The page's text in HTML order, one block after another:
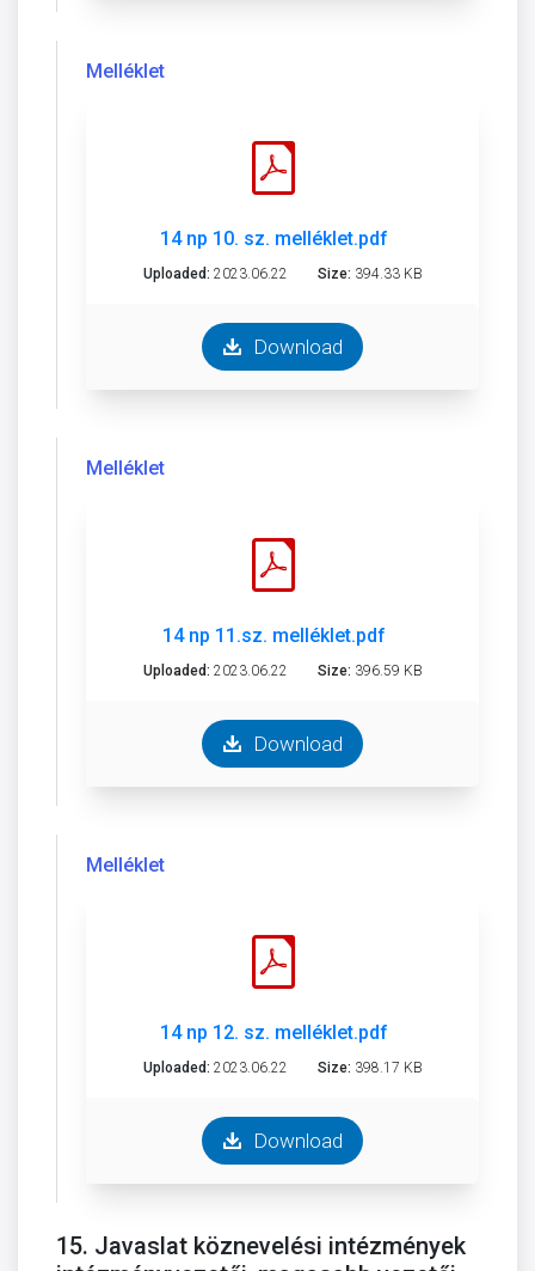
Melléklet
14 np 10. sz. melléklet.pdf
Uploaded: 2023.06.22 Size: 394.33 KB
Download
Melléklet
14 np 11.sz. melléklet.pdf
Uploaded: 2023.06.22 Size: 396.59 KB
Download
Melléklet
14 np 12. sz. melléklet.pdf
Uploaded: 2023.06.22 Size: 398.17 KB
Download
15. Javaslat köznevelési intézmények